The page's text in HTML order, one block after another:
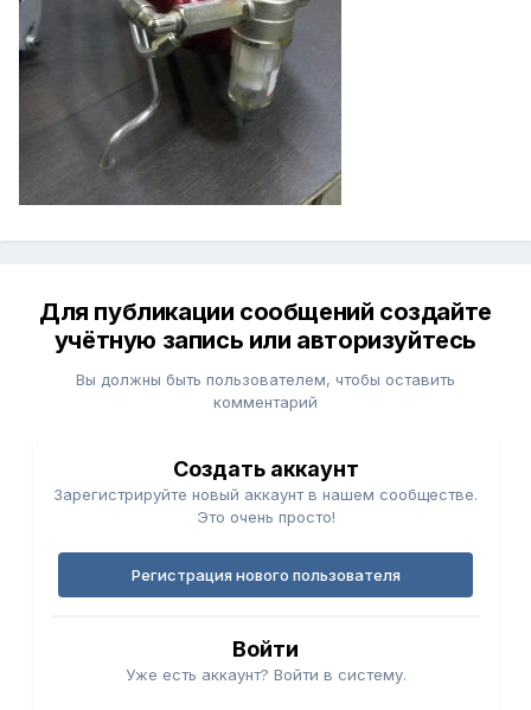
Для публикации сообщений создайте
учётную запись или авторизуйтесь
Вы должны быть пользователем, чтобы оставить
комментарий
Создать аккаунт
Зарегистрируйте новый аккаунт в нашем сообществе.
Это очень просто!
Регистрация нового пользователя
Войти
Уже есть аккаунт? Войти в систему.